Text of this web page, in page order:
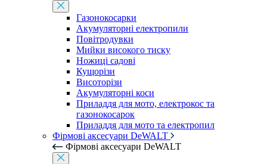
Газонокосарки
Акумуляторні електропили
Повітродувки
Мийки високого тиску
Ножиці садові
Кущорізи
Висоторізи
Акумуляторні коси
Приладдя для мото, електрокос та
газонокосарок
Приладдя для мото та електропил
Фірмові аксесуари DeWALT
Фірмові аксесуари DeWALT